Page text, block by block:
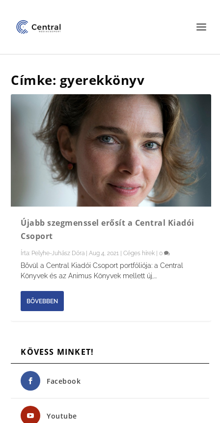
Címke: gyerekkönyv
Újabb szegmenssel erősít a Central Kiadói
Csoport
Írta: Pelyhe-Juhász Dóra |Aug 4, 2021 |Céges hírek |0
Bővül a Central Kiadói Csoport portfóliója: a Central
Könyvek és az Animus Könyvek mellett új,...
BŐVEBBEN
KÖVESS MINKET!
Facebook
Youtube